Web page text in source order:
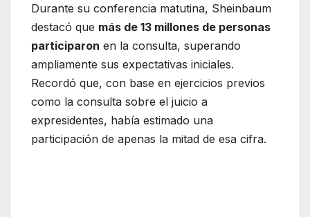
Durante su conferencia matutina, Sheinbaum
destacó que más de 13 millones de personas
participaron en la consulta, superando
ampliamente sus expectativas iniciales.
Recordó que, con base en ejercicios previos
como la consulta sobre el juicio a
expresidentes, había estimado una
participación de apenas la mitad de esa cifra.